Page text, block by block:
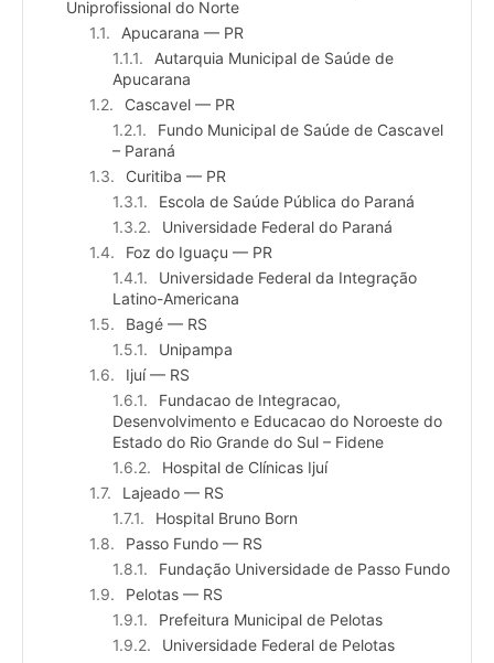
Uniprofissional do Norte
Apucarana — PR
Autarquia Municipal de Saúde de
Apucarana
Cascavel — PR
Fundo Municipal de Saúde de Cascavel
– Paraná
Curitiba — PR
Escola de Saúde Pública do Paraná
Universidade Federal do Paraná
Foz do Iguaçu — PR
Universidade Federal da Integração
Latino-Americana
Bagé — RS
Unipampa
Ijuí — RS
Fundacao de Integracao,
Desenvolvimento e Educacao do Noroeste do
Estado do Rio Grande do Sul – Fidene
Hospital de Clínicas Ijuí
Lajeado — RS
Hospital Bruno Born
Passo Fundo — RS
Fundação Universidade de Passo Fundo
Pelotas — RS
Prefeitura Municipal de Pelotas
Universidade Federal de Pelotas